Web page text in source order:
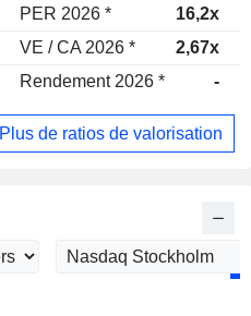
PER 2026 * 16,2x
VE / CA 2026 * 2,67x
Rendement 2026 * -
Plus de ratios de valorisation